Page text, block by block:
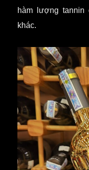
hàm lượng
khác.